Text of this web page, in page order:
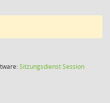
SitzungsdienstSession(Wird in